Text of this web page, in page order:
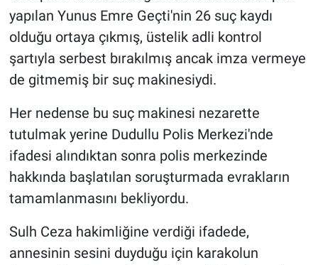
yapılan Yunus Emre Geçti'nin 26 suç kaydı
olduğu ortaya çıkmış, üstelik adli kontrol
şartıyla serbest bırakılmış ancak imza vermeye
de gitmemiş bir suç makinesiydi.
Her nedense bu suç makinesi nezarette
tutulmak yerine Dudullu Polis Merkezi'nde
ifadesi alındıktan sonra polis merkezinde
hakkında başlatılan soruşturmada evrakların
tamamlanmasını bekliyordu.
Sulh Ceza hakimliğine verdiği ifadede,
annesinin sesini duyduğu için karakolun
Canlı Yayın